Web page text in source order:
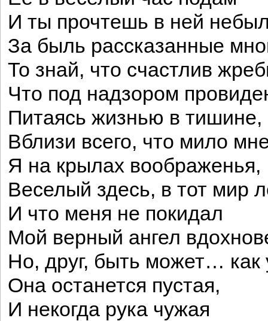
И ты прочтешь в ней
За быль рассказанные
То знай, что счастлив
Что под надзором
Питаясь жизнью в тишине,
Вблизи всего, что мило
Я на крылах воображенья,
Веселый здесь, в тот мир
И что меня не покидал
Мой верный ангел
Но, друг, быть может… как
Она останется пустая,
И некогда рука чужая